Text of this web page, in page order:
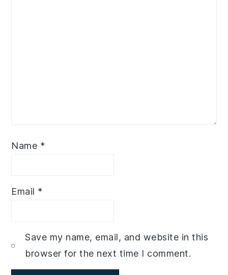
Name *
Email *
Save my name, email, and website in this
browser for the next time I comment.